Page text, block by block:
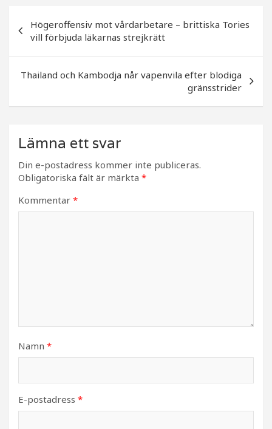
o
o
k
Högeroffensiv mot vårdarbetare – brittiska Tories
vill förbjuda läkarnas strejkrätt
Thailand och Kambodja når vapenvila efter blodiga
gränsstrider
Lämna ett svar
Din e-postadress kommer inte publiceras.
Obligatoriska fält är märkta *
Kommentar *
Namn *
E-postadress *